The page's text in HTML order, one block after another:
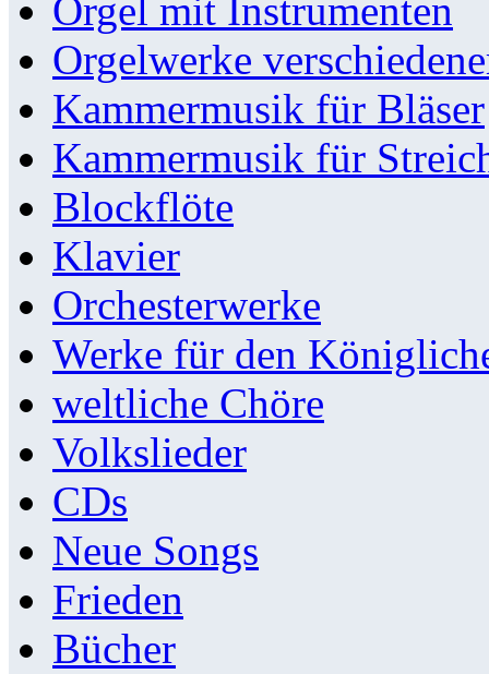
Orgel mit Instrumenten
Orgelwerke
Kammermusik für Bläser
Kammermusik für
Blockflöte
Klavier
Orchesterwerke
Werke für den
weltliche Chöre
Volkslieder
CDs
Neue Songs
Frieden
Bücher